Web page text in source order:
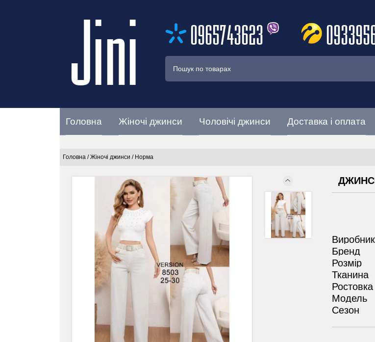
Jini 0965743623
Головна Жіночі джинси Чоловічі джинси Доставка і оплата
Головна / Жіночі джинси / Норма
Виробник
Бренд
Розмір
Тканина
Модель
Сезон